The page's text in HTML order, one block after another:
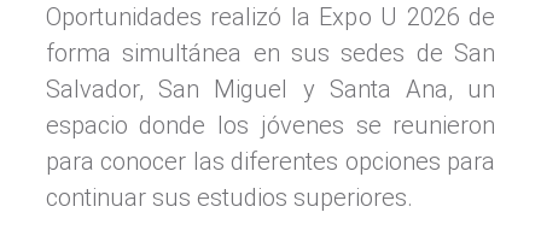
Oportunidades realizó la Expo U 2026 de
forma simultánea en sus sedes de San
Salvador, San Miguel y Santa Ana, un
espacio donde los jóvenes se reunieron
para conocer las diferentes opciones para
continuar sus estudios superiores.